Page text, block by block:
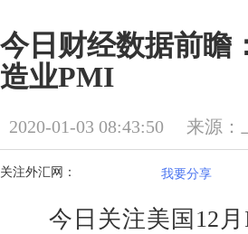
今日财经数据前瞻
造业PMI
2020-01-03 08:43:50 来源：
关注外汇网： 我要分享
今日关注美国12月